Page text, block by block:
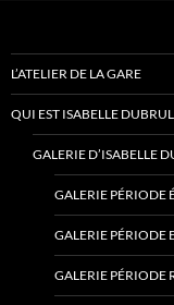
L’ATELIER DE LA GARE
QUI EST ISABELLE
GALERIE D’ISABELLE
GALERIE PÉRIODE
GALERIE PÉRIODE
GALERIE PÉRIODE